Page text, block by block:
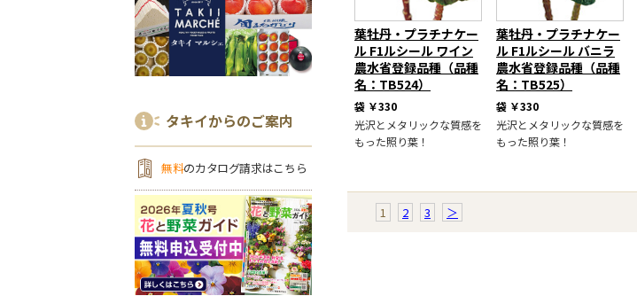
タキイからのご案内
無料のカタログ請求はこちら
葉牡丹・プラチナケー
ル F1ルシール ワイン
農水省登録品種（品種
名：TB524）
袋 ￥330
光沢とメタリックな質感を
もった照り葉！
葉牡丹・プラチナケー
ル F1ルシール バニラ
農水省登録品種（品種
名：TB525）
袋 ￥330
光沢とメタリックな質感を
もった照り葉！
1 2 3 ＞